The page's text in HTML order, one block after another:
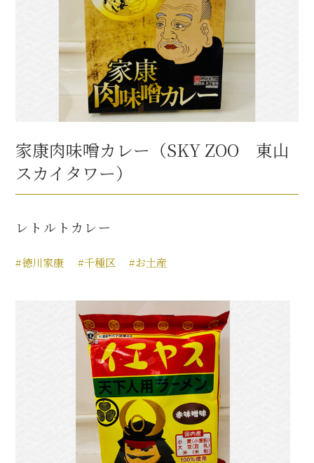
家康肉味噌カレー（SKY ZOO 東山
スカイタワー）
レトルトカレー
#徳川家康 #千種区 #お土産